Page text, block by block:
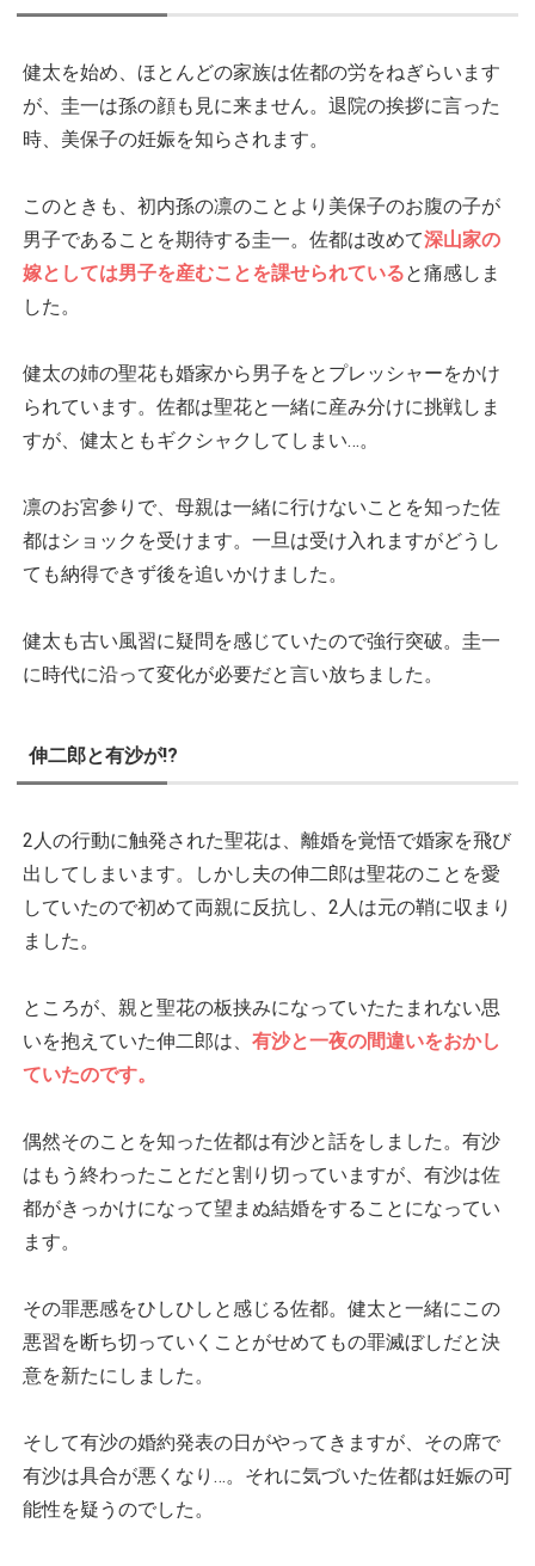
健太を始め、ほとんどの家族は佐都の労をねぎらいます
が、圭一は孫の顔も見に来ません。退院の挨拶に言った
時、美保子の妊娠を知らされます。
このときも、初内孫の凛のことより美保子のお腹の子が
男子であることを期待する圭一。佐都は改めて深山家の
嫁としては男子を産むことを課せられていると痛感しま
した。
健太の姉の聖花も婚家から男子をとプレッシャーをかけ
られています。佐都は聖花と一緒に産み分けに挑戦しま
すが、健太ともギクシャクしてしまい…。
凛のお宮参りで、母親は一緒に行けないことを知った佐
都はショックを受けます。一旦は受け入れますがどうし
ても納得できず後を追いかけました。
健太も古い風習に疑問を感じていたので強行突破。圭一
に時代に沿って変化が必要だと言い放ちました。
伸二郎と有沙が!?
2人の行動に触発された聖花は、離婚を覚悟で婚家を飛び
出してしまいます。しかし夫の伸二郎は聖花のことを愛
していたので初めて両親に反抗し、2人は元の鞘に収まり
ました。
ところが、親と聖花の板挟みになっていたたまれない思
いを抱えていた伸二郎は、 有沙と一夜の間違いをおかし
ていたのです。
偶然そのことを知った佐都は有沙と話をしました。有沙
はもう終わったことだと割り切っていますが、有沙は佐
都がきっかけになって望まぬ結婚をすることになってい
ます。
その罪悪感をひしひしと感じる佐都。健太と一緒にこの
悪習を断ち切っていくことがせめてもの罪滅ぼしだと決
意を新たにしました。
そして有沙の婚約発表の日がやってきますが、その席で
有沙は具合が悪くなり…。それに気づいた佐都は妊娠の可
能性を疑うのでした。